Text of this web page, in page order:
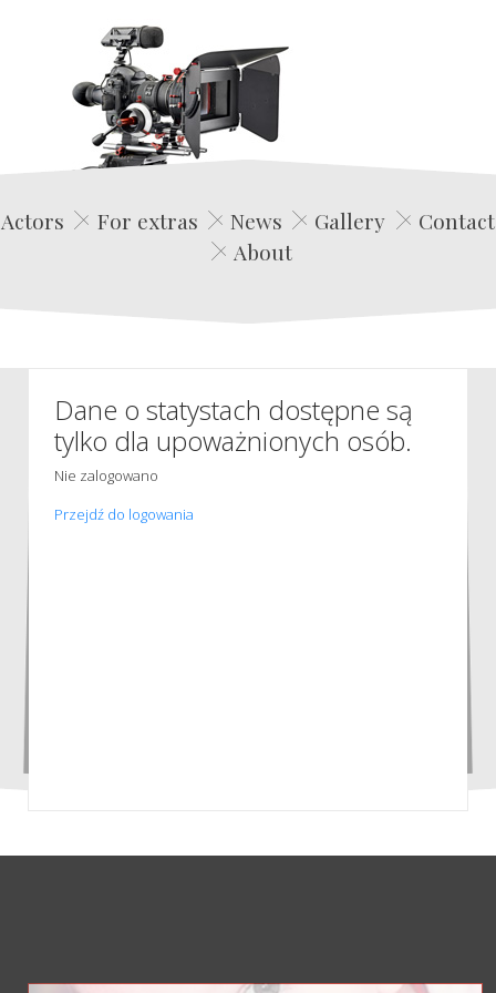
Edwin Film Agencja Aktorska
Actors For extras News Gallery
Contact
About
Dane o statystach dostępne są
tylko dla upoważnionych osób.
Nie zalogowano
Przejdź do logowania